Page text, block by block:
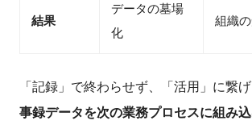
結果
データの墓場
化
組織
「記録」で終わらせず、「活用」に繋げ
事録データを次の業務プロセスに組み